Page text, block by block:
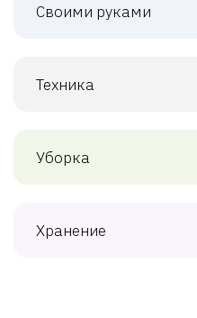
Своими руками
Техника
Уборка
Хранение